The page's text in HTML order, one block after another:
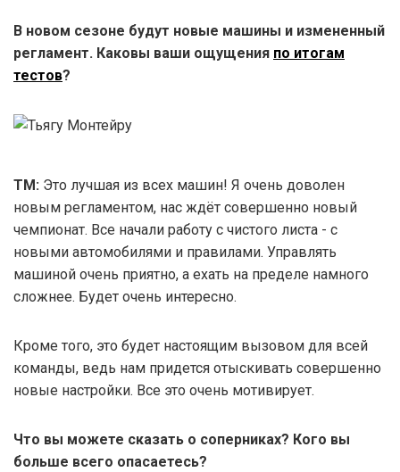
В новом сезоне будут новые машины и измененный
регламент. Каковы ваши ощущения по итогам
тестов?
ТМ: Это лучшая из всех машин! Я очень доволен
новым регламентом, нас ждёт совершенно новый
чемпионат. Все начали работу с чистого листа - с
новыми автомобилями и правилами. Управлять
машиной очень приятно, а ехать на пределе намного
сложнее. Будет очень интересно.
Кроме того, это будет настоящим вызовом для всей
команды, ведь нам придется отыскивать совершенно
новые настройки. Все это очень мотивирует.
Что вы можете сказать о соперниках? Кого вы
больше всего опасаетесь?